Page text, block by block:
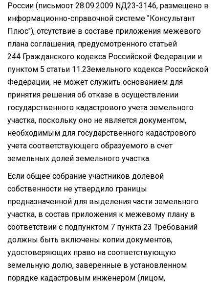
России (письмоот 28.09.2009 NД23-3146, размещено в
информационно-справочной системе "Консультант
Плюс"), отсутствие в составе приложения межевого
плана соглашения, предусмотренного статьей
244 Гражданского кодекса Российской Федерации и
пунктом 5 статьи 11.2Земельного кодекса Российской
Федерации, не может служить основанием для
принятия решения об отказе в осуществлении
государственного кадастрового учета земельного
участка, поскольку оно не является документом,
необходимым для государственного кадастрового
учета соответствующего образуемого в счет
земельных долей земельного участка.
Если общее собрание участников долевой
собственности не утвердило границы
предназначенной для выделения части земельного
участка, в состав приложения к межевому плану в
соответствии с подпунктом 7 пункта 23 Требований
должны быть включены копии документов,
удостоверяющих право на соответствующую
земельную долю, заверенные в установленном
порядке кадастровым инженером (лицом,